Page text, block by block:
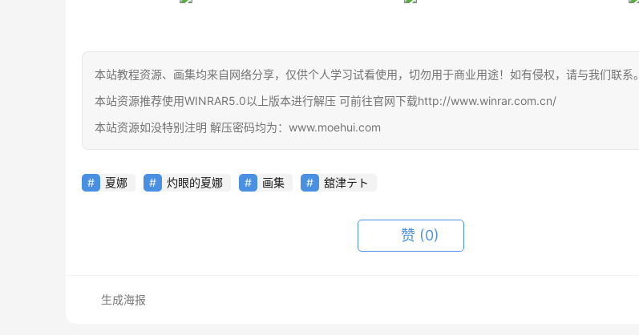
本站教程资源、画集均来自网络分享，仅供个人学习试看使用，切勿用于商业用途！如有侵权，请与我们联系。
本站资源推荐使用WINRAR5.0以上版本进行解压 可前往官网下载http://www.winrar.com.cn/
本站资源如没特别注明 解压密码均为：www.moehui.com
夏娜 灼眼的夏娜 画集 舘津テト
赞 (0)
生成海报